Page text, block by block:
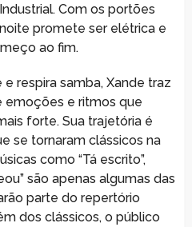
Com os portões
promete ser elétrica e
ao fim.
respira samba, Xande traz
emoções e ritmos que
forte. Sua trajetória é
se tornaram clássicos na
como “Tá escrito”,
são apenas algumas das
parte do repertório
dos clássicos, o público